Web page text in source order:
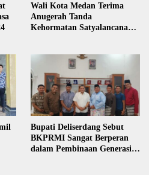
Wali Kota Medan Terima
Anugerah Tanda
Kehormatan Satyalancana
Bupati Deliserdang Sebut
BKPRMI Sangat Berperan
dalam Pembinaan Generasi